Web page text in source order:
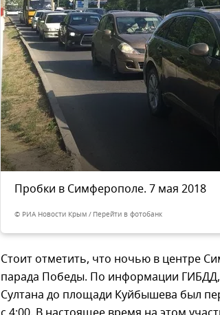
Пробки в Симферополе. 7 мая 2018
© РИА Новости Крым Перейти в фотобанк
Стоит отметить, что ночью в центре
парада Победы. По информации
Султана до площади Куйбышева был